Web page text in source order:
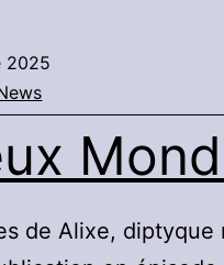
2025
de Alixe,